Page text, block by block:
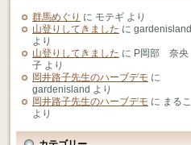
群馬めぐり に モテギ より
山登りしてきました に gardenisland
より
山登りしてきました に P岡部 奈央
子 より
岡井路子先生のハーブデモ に
gardenisland より
岡井路子先生のハーブデモ に まるこ
より